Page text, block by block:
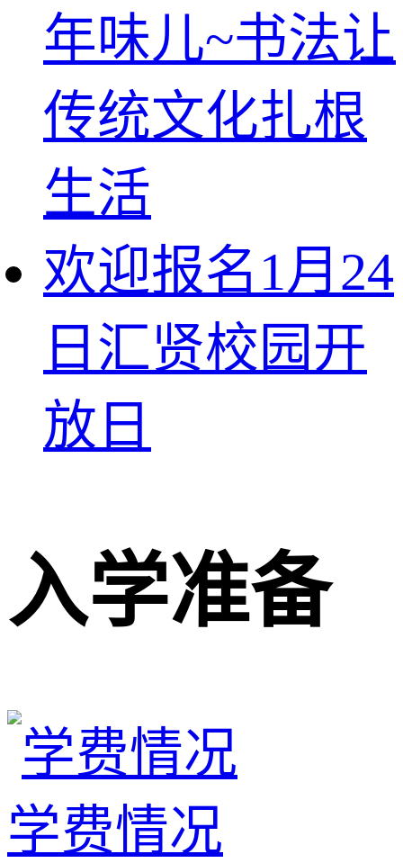
年味儿~书法让
传统文化扎根
生活
欢迎报名1月24
日汇贤校园开
放日
入学准备
学费情况